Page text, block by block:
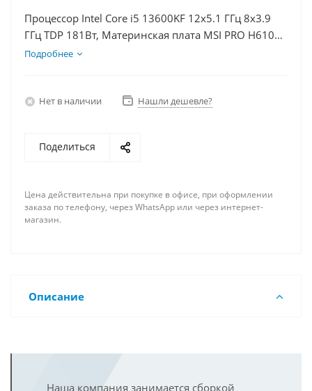
Процессор Intel Core i5 13600KF 12x5.1 ГГц 8x3.9
ГГц TDP 181Вт, Материнская плата MSI PRO H610M-
E D5, Видеокарта RTX 4060 8Гб, Память
Подробнее
Нет в наличии Нашли дешевле?
Поделиться
Цена действительна при покупке в офисе, при оформлении
заказа по телефону, через WhatsApp или через интернет-
магазин.
Описание
Наша компания занимается сборкой